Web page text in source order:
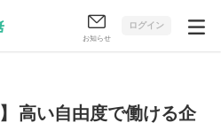
お知らせ
ログイン
】 高い自由度で働ける企